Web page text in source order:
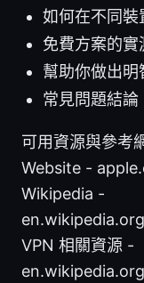
如何在不同裝
免費方案的
幫助你做出明
常見問題結論
可用資源與參考
Website -
Wikipedia -
VPN 相關資源 -